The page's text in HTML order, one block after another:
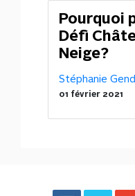
Pourquoi
Défi
Neige?
Stéphanie
01 février 2021